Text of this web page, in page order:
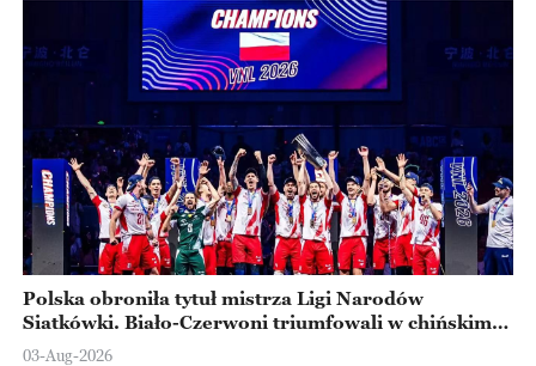
Polska obroniła tytuł mistrza Ligi Narodów
Siatkówki. Biało-Czerwoni triumfowali w chińskim
Ningbo
03-Aug-2026